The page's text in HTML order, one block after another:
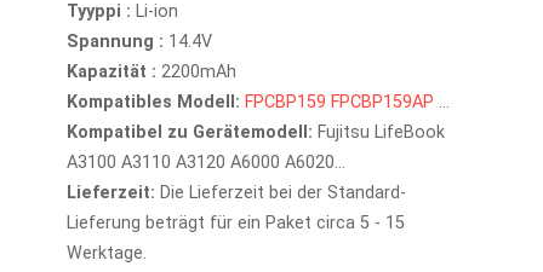
Tyyppi : Li-ion
Spannung : 14.4V
Kapazität : 2200mAh
Kompatibles Modell: FPCBP159 FPCBP159AP ...
Kompatibel zu Gerätemodell: Fujitsu LifeBook
A3100 A3110 A3120 A6000 A6020...
Lieferzeit: Die Lieferzeit bei der Standard-
Lieferung beträgt für ein Paket circa 5 - 15
Werktage.